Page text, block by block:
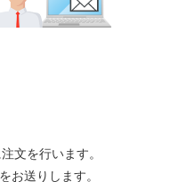
文を行います。
送りします。